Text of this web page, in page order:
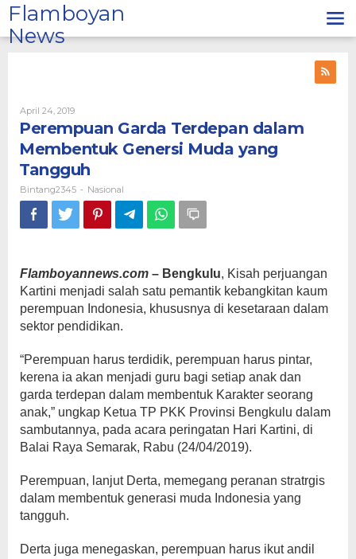
Lewati
ke
konten
Flamboyan
News
April 24, 2019Oleh
Bintang2345
Perempuan Garda Terdepan dalam
Membentuk Genersi Muda yang
Tangguh
Bintang2345 - Nasional
Flamboyannews.com – Bengkulu, Kisah perjuangan
Kartini menjadi salah satu pemantik kebangkitan kaum
perempuan Indonesia, khususnya di kesetaraan dalam
sektor pendidikan.
“Perempuan harus terdidik, perempuan harus pintar,
kerena ia akan menjadi guru bagi setiap anak dan
garda terdepan dalam membentuk Karakter seorang
anak,” ungkap Ketua TP PKK Provinsi Bengkulu dalam
sambutannya, pada acara peringatan Hari Kartini, di
Balai Raya Semarak, Rabu (24/04/2019).
Perempuan, lanjut Derta, memegang peranan stratrgis
dalam membentuk generasi muda Indonesia yang
tangguh.
Derta juga menegaskan, perempuan harus ikut andil